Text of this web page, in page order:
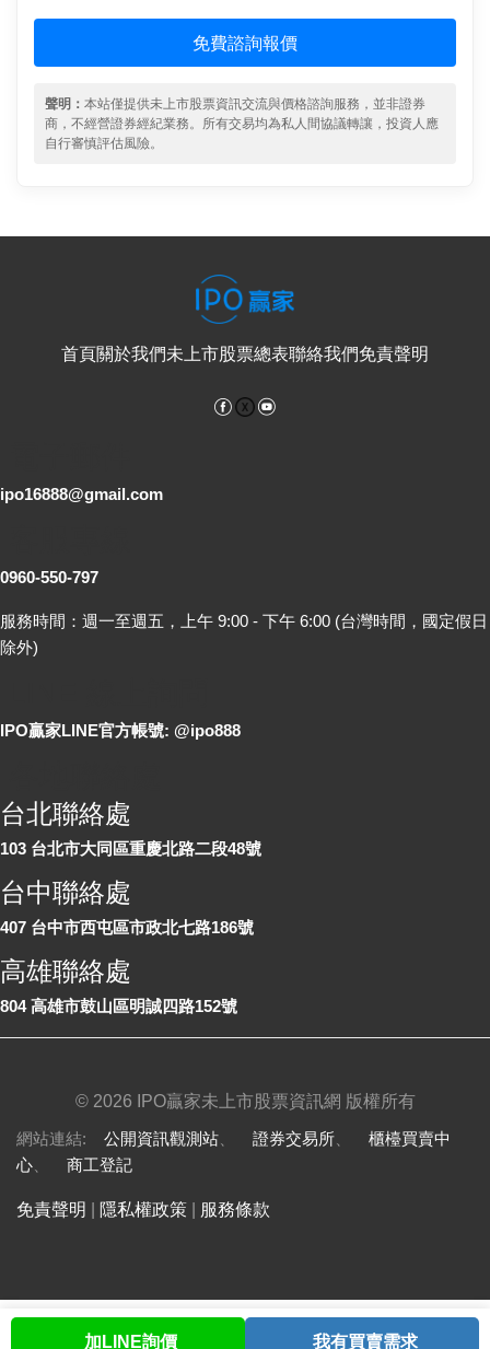
股票查詢 與我聯繫 會員中心
免費諮詢報價
聲明： 本站僅提供未上市股票資訊交流與價格諮詢服務，並非證券
商，不經營證券經紀業務。所有交易均為私人間協議轉讓，投資人應
自行審慎評估風險。
首頁關於我們未上市股票總表聯絡我們免責聲明
Facebook
ipo16888@gmail.com
0960-550-797
服務時間：週一至週五，上午 9:00 - 下午 6:00 (台灣時間，國定假日
除外)
IPO贏家LINE官方帳號: @ipo888
台北聯絡處
103 台北市大同區重慶北路二段48號
台中聯絡處
407 台中市西屯區市政北七路186號
高雄聯絡處
804 高雄市鼓山區明誠四路152號
© 2026 IPO贏家未上市股票資訊網 版權所有
網站連結: 公開資訊觀測站 證券交易所
櫃檯買賣中
心
商工登記
免責聲明 隱私權政策 服務條款
加LINE詢價 我有買賣需求